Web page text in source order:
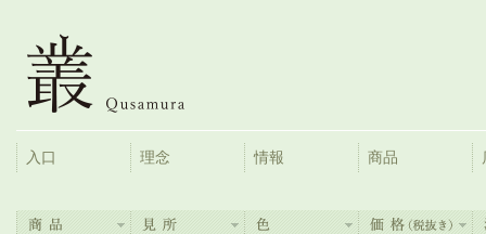
入口 理念 情報 商品